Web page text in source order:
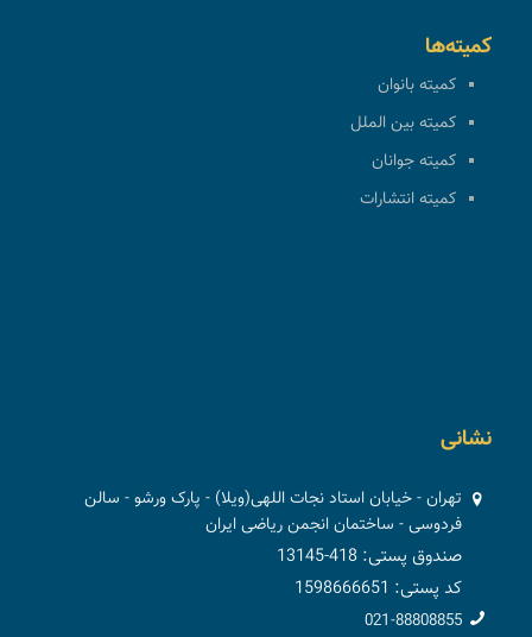
کمیته‌ها
کمیته بانوان
کمیته بین الملل
کمیته جوانان
کمیته انتشارات
نشانی
تهران - خیابان استاد نجات اللهی(ویلا) - پارک ورشو - سالن
فردوسی - ساختمان انجمن ریاضی ایران
صندوق پستی: 418-13145
کد پستی: 1598666651
021-88808855